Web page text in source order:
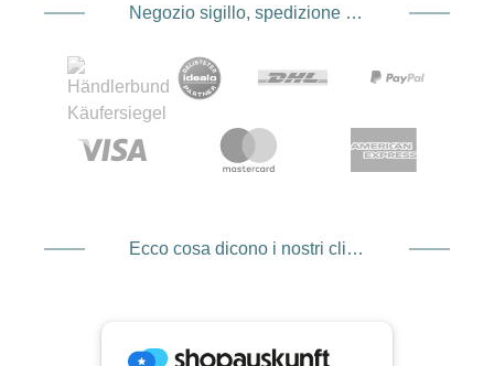
Negozio sigillo, spedizione e spedizione Fornitore di servizi di pagamento
Ecco cosa dicono i nostri clienti